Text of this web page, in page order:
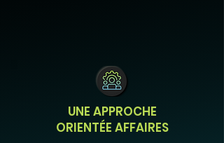
UNE APPROCHE
ORIENTÉE AFFAIRES